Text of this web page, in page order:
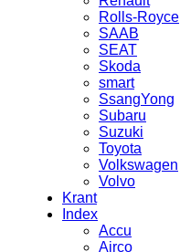
Rolls-Royce
SAAB
SEAT
Skoda
smart
SsangYong
Subaru
Suzuki
Toyota
Volkswagen
Volvo
Krant
Index
Accu
Airco